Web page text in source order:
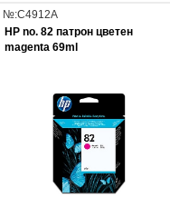
№:C4912A
HP no. 82 патрон цветен
magenta 69ml